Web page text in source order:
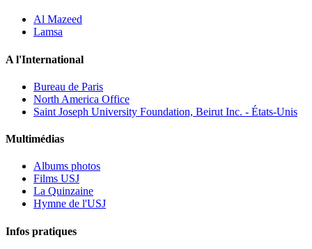
Al Mazeed
Lamsa
A l'International
Bureau de Paris
North America Office
Saint Joseph University Foundation, Beirut Inc. - États-Unis
Multimédias
Albums photos
Films USJ
La Quinzaine
Hymne de l'USJ
Infos pratiques